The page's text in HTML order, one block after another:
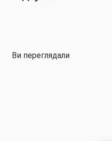
Ви переглядали